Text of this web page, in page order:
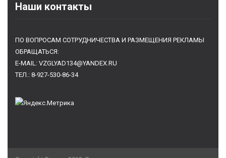
Наши контакты
ПО ВОПРОСАМ СОТРУДНИЧЕСТВА И РАЗМЕЩЕНИЯ РЕКЛАМЫ
ОБРАЩАТЬСЯ:
E-MAIL: VZGLYAD134@YANDEX.RU
ТЕЛ.: 8-927-530-86-34